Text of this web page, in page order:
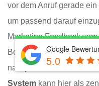
vor dem Anruf gerade
um passend darauf
Marketing Feedback
Botschaften bei Kunden
nachjustiert werden
System kann hier als
Google
5.0